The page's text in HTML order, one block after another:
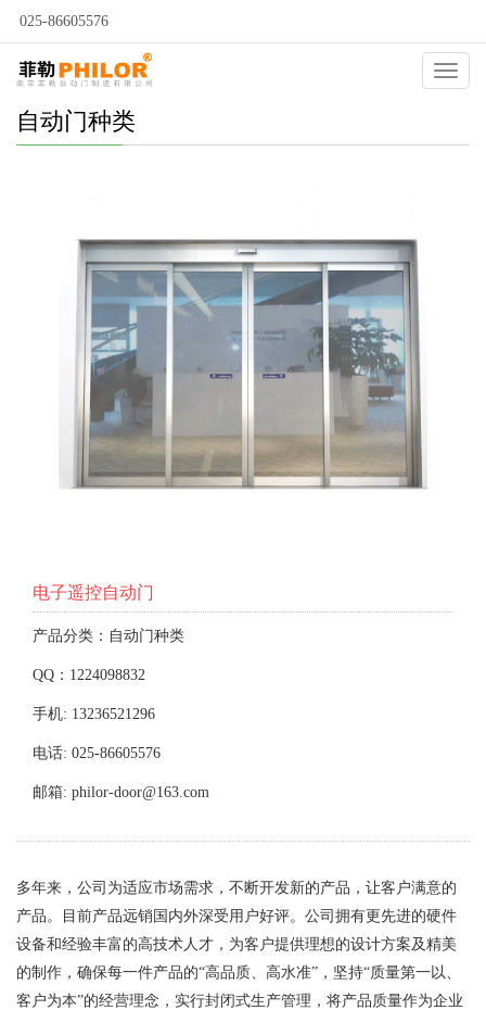
025-86605576
自动门种类
电子遥控自动门
产品分类：自动门种类
QQ：1224098832
手机: 13236521296
电话: 025-86605576
邮箱: philor-door@163.com
多年来，公司为适应市场需求，不断开发新的产品，让客户满意的
产品。目前产品远销国内外深受用户好评。公司拥有更先进的硬件
设备和经验丰富的高技术人才，为客户提供理想的设计方案及精美
的制作，确保每一件产品的“高品质、高水准”，坚持“质量第一以、
客户为本”的经营理念，实行封闭式生产管理，将产品质量作为企业